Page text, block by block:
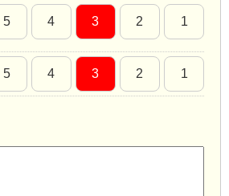
5 4 3 2 1
5 4 3 2 1